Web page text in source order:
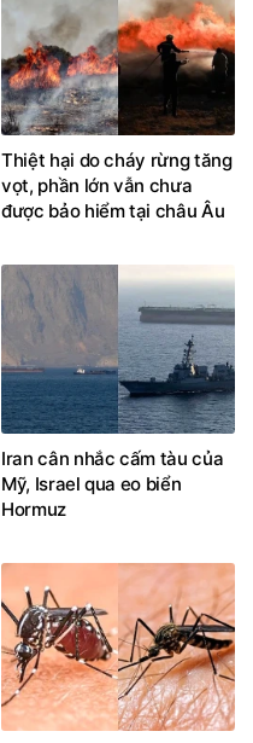
Thiệt hại do cháy rừng tăng
vọt, phần lớn vẫn chưa
được bảo hiểm tại châu Âu
Iran cân nhắc cấm tàu của
Mỹ, Israel qua eo biển
Hormuz